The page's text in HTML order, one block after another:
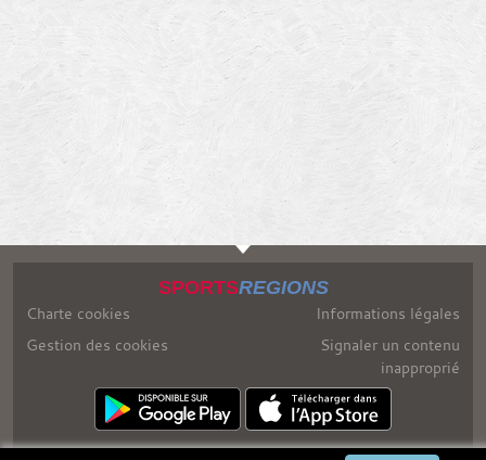
SPORTSREGIONS
Charte cookies
Gestion des cookies
Informations légales
Signaler un contenu
inapproprié